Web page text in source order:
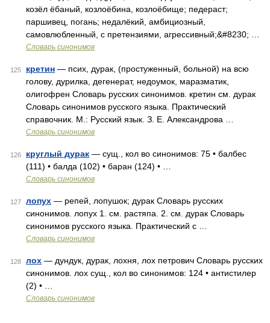
козёл ёбаный, козлоёбина, козлоёбище; педераст;
паршивец, погань; недалёкий, амбициозный,
самовлюбленный, с претензиями, агрессивный;&#8230; …
Словарь синонимов
125 кретин — псих, дурак, (простуженный, больной) на всю
голову, дурилка, дегенерат, недоумок, маразматик,
олигофрен Словарь русских синонимов. кретин см. дурак
Словарь синонимов русского языка. Практический
справочник. М.: Русский язык. З. Е. Александрова …
Словарь синонимов
126 круглый дурак — сущ., кол во синонимов: 75 • балбес
(111) • балда (102) • баран (124) • …
Словарь синонимов
127 лопух — репей, лопушок; дурак Словарь русских
синонимов. лопух 1. см. растяпа. 2. см. дурак Словарь
синонимов русского языка. Практический с …
Словарь синонимов
128 лох — дундук, дурак, лохня, лох петрович Словарь русских
синонимов. лох сущ., кол во синонимов: 124 • антистилер
(2) • …
Словарь синонимов